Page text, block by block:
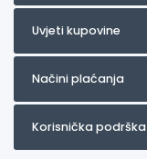
Uvjeti kupovine
Načini plaćanja
Korisnička podrška